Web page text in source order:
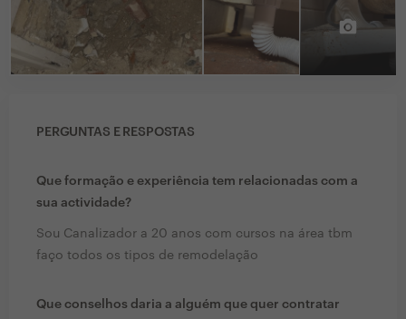
PERGUNTAS E RESPOSTAS
Que formação e experiência tem relacionadas com a
sua actividade?
Sou Canalizador a 20 anos com cursos na área tbm
faço todos os tipos de remodelação
Que conselhos daria a alguém que quer contratar